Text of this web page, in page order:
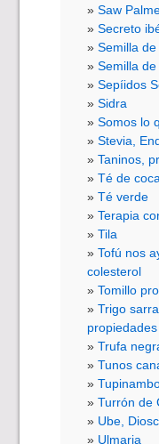
Saw
Secreto
Semilla
Semilla
Sepíidos
Sidra
Somos lo
Stevia,
Taninos,
Té de coca
Té verde
Terapia
Tila
Tofú nos
colesterol
Tomillo
Trigo
propiedades
Trufa
Tunos
Turrón de
Ube,
Ulmaria